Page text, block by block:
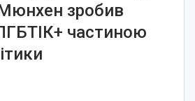
зробив
частиною